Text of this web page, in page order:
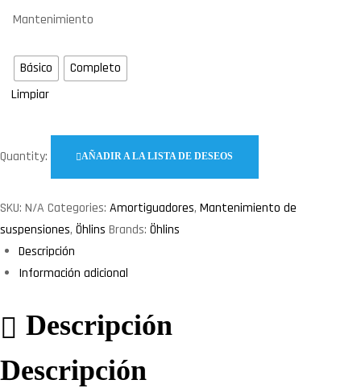
€95.00
hasta
Mantenimiento
Básico
Completo
Limpiar
Quantity: AÑADIR A LA LISTA DE DESEOS
SKU: N/A Categories: Amortiguadores, Mantenimiento de
suspensiones, Öhlins Brands: Öhlins
Descripción
Información adicional
Descripción
Descripción